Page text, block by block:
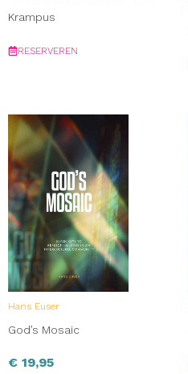
Krampus
RESERVEREN
Hans Euser
God’s Mosaic
€ 19,95